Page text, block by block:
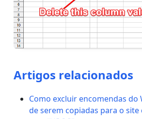
Artigos relacionados
Como excluir encomendas do
de serem copiadas para o